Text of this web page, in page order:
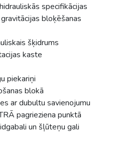
specifikācijas
bloķēšanas
šķidrums
kaste
piekariņi
blokā
ar dubultu savienojumu
pagrieziena punktā
un šļūteņu gali